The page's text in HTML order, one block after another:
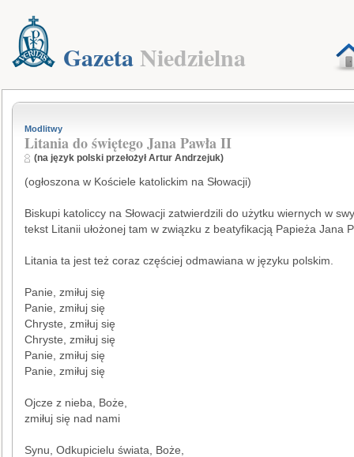
GazetaNiedzielna
Modlitwy
Litania do świętego Jana Pawła II
(na język polski przełożył Artur Andrzejuk)
(ogłoszona w Kościele katolickim na Słowacji)
Biskupi katoliccy na Słowacji zatwierdzili do użytku wiernych w
tekst Litanii ułożonej tam w związku z beatyfikacją Papieża Jana
Litania ta jest też coraz częściej odmawiana w języku polskim.
Panie, zmiłuj się
Panie, zmiłuj się
Chryste, zmiłuj się
Chryste, zmiłuj się
Panie, zmiłuj się
Panie, zmiłuj się
Ojcze z nieba, Boże,
zmiłuj się nad nami
Synu, Odkupicielu świata, Boże,